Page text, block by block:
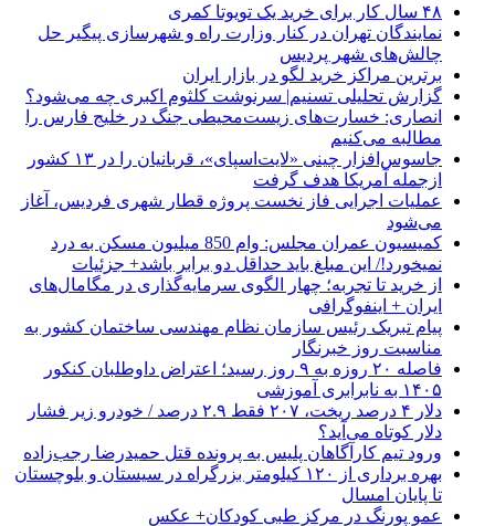
۴۸ سال کار برای خرید یک تویوتا کمری
نمایندگان تهران در کنار وزارت راه و شهرسازی پیگیر حل
چالش‌های شهر پردیس
برترین مراکز خرید لگو در بازار ایران
گزارش تحلیلی تسنیم| سرنوشت کلثوم اکبری چه می‌شود؟
انصاری: خسارت‌های زیست‌محیطی جنگ در خلیج فارس را
مطالبه‌ می‌کنیم
جاسوس‌افزار چینی «لایت‌اسپای»، قربانیان را در ۱۳ کشور
ازجمله آمریکا هدف گرفت
عملیات اجرایی فاز نخست پروژه قطار شهری فردیس، آغاز
می‌شود
کمیسیون عمران مجلس: وام 850 میلیون مسکن به درد
نمیخورد!/ این مبلغ باید حداقل دو برابر باشد+ جزئیات
از خرید تا تجربه؛ چهار الگوی سرمایه‌گذاری در مگامال‌های
ایران + اینفوگرافی
پیام تبریک رئیس سازمان نظام مهندسی ساختمان کشور به
مناسبت روز خبرنگار
فاصله ۲۰ روزه به ۹ روز رسید؛ اعتراض داوطلبان کنکور
۱۴۰۵ به نابرابری آموزشی
دلار ۴ درصد ریخت، ۲۰۷ فقط ۲.۹ درصد / خودرو زیر فشار
دلار کوتاه می‌آید؟
ورود تیم کارآگاهان پلیس به پرونده قتل حمیدرضا رجب‌زاده
بهره برداری از ۱۲۰ کیلومتر بزرگراه در سیستان و بلوچستان
تا پایان امسال
عمو پورنگ در مرکز طبی کودکان+ عکس